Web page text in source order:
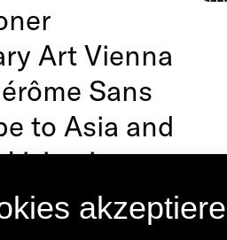
Art Vienna
Sans
to Asia and
in a